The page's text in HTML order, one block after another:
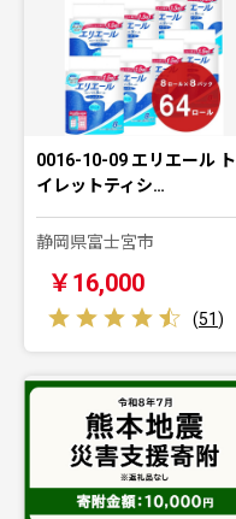
0016-10-09 エリエール ト
イレットティシ…
静岡県富士宮市
￥16,000
(51)